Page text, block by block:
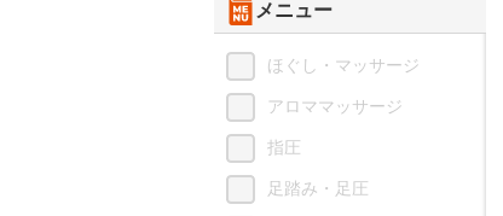
メニュー
ほぐし・マッサージ
アロママッサージ
指圧
足踏み・足圧